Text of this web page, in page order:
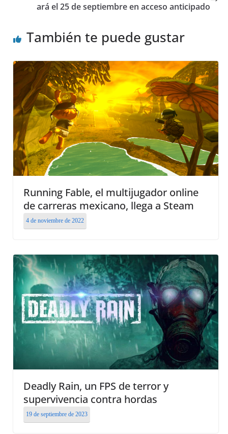
ará el 25 de septiembre en acceso anticipado
También te puede gustar
Running Fable, el multijugador online
de carreras mexicano, llega a Steam
4 de noviembre de 2022
Deadly Rain, un FPS de terror y
supervivencia contra hordas
19 de septiembre de 2023